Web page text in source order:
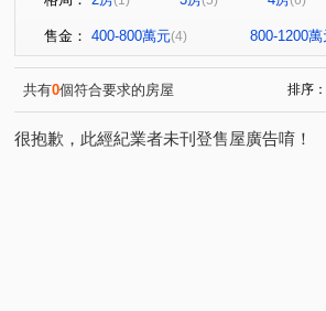
振興街 青山段 石頭段(1)
環北路(1) 大牛欄段 民權路
仁德二街(1)
售金： 400-800萬元(4) 800-1200萬
共有0個符合要求的房屋 排序：
很抱歉，此經紀業者未刊登售屋廣告唷！